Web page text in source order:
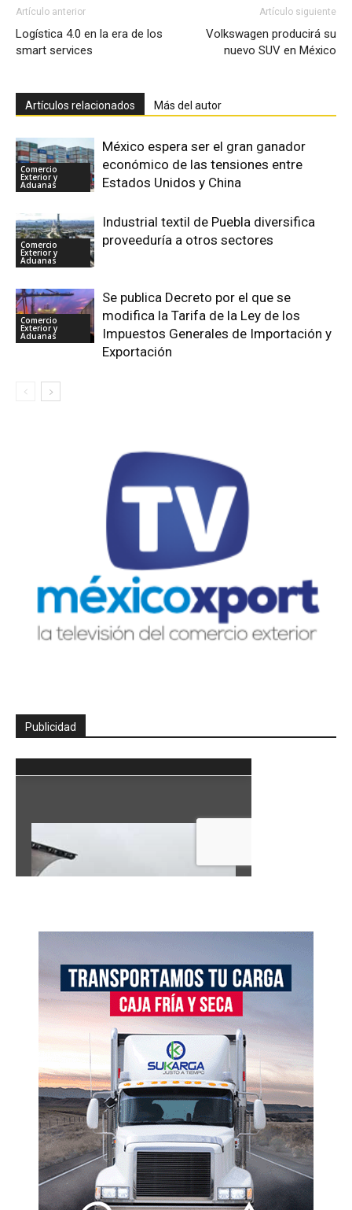
Artículo anterior
Logística 4.0 en la era de los
smart services
Artículo siguiente
Volkswagen producirá su
nuevo SUV en México
Artículos relacionados Más del autor
Comercio
Exterior y
Aduanas
México espera ser el gran ganador
económico de las tensiones entre
Estados Unidos y China
Comercio
Exterior y
Aduanas
Industrial textil de Puebla diversifica
proveeduría a otros sectores
Comercio
Exterior y
Aduanas
Se publica Decreto por el que se
modifica la Tarifa de la Ley de los
Impuestos Generales de Importación y
Exportación
Publicidad